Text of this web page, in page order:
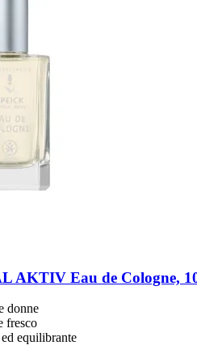
AKTIV Eau de Cologne,
donne
fresco
equilibrante